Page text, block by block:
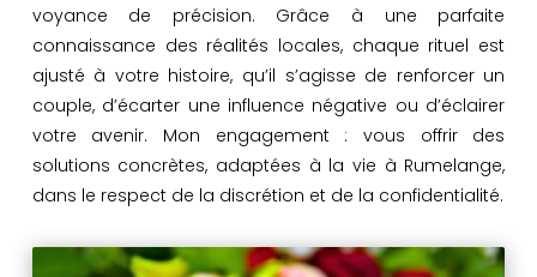
voyance de précision. Grâce à une parfaite
connaissance des réalités locales, chaque rituel est
ajusté à votre histoire, qu’il s’agisse de renforcer un
couple, d’écarter une influence négative ou d’éclairer
votre avenir. Mon engagement : vous offrir des
solutions concrètes, adaptées à la vie à Rumelange,
dans le respect de la discrétion et de la confidentialité.